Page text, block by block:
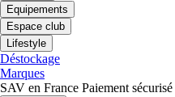
Equipements
Espace club
Lifestyle
Déstockage
Marques
SAV en France Paiement sécurisé